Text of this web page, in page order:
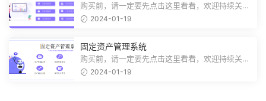
购买前，请一定要先点击这里看看，欢迎持续关
注，精彩模板每天推送预览结束，需要...
2024-01-19
固定资产管理系统
购买前，请一定要先点击这里看看，欢迎持续关
注，精彩模板每天推送预览结束，需要...
2024-01-19